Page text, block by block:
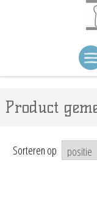
Product
Sorteren op